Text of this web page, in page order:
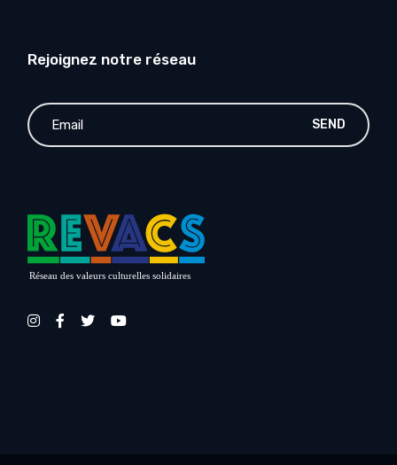
Rejoignez notre réseau
SEND
Réseau des valeurs culturelles solidaires